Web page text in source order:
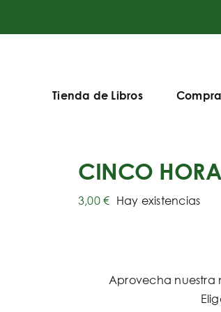
Tienda de Libros
CINCO
3,00€ Hay existencias
Aprovecha nuestra